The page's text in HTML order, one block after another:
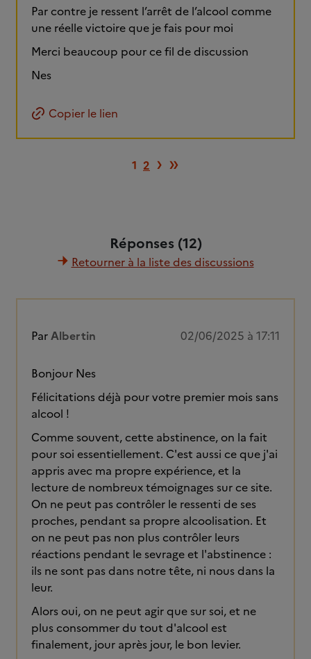
Par contre je ressent l’arrêt de l’alcool comme
une réelle victoire que je fais pour moi
Merci beaucoup pour ce fil de discussion
Nes
Copier le lien
1 2 Page suivante
› Dernière page
»
Réponses (12)
Retourner à la liste des discussions
ParAlbertin 02/06/2025 à 17:11
Bonjour Nes
Félicitations déjà pour votre premier mois sans
alcool !
Comme souvent, cette abstinence, on la fait
pour soi essentiellement. C'est aussi ce que j'ai
appris avec ma propre expérience, et la
lecture de nombreux témoignages sur ce site.
On ne peut pas contrôler le ressenti de ses
proches, pendant sa propre alcoolisation. Et
on ne peut pas non plus contrôler leurs
réactions pendant le sevrage et l'abstinence :
ils ne sont pas dans notre tête, ni nous dans la
leur.
Alors oui, on ne peut agir que sur soi, et ne
plus consommer du tout d'alcool est
finalement, jour après jour, le bon levier.